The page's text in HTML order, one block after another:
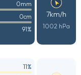
0mm
0cm
91%
7km/h
1002 hPa
11%